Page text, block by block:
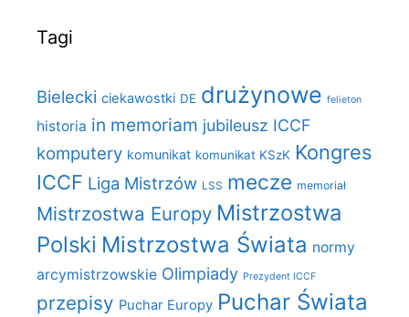
Tagi
Bielecki ciekawostki DE drużynowe felieton
historia in memoriam jubileusz ICCF
komputery komunikat komunikat KSzK Kongres
ICCF Liga Mistrzów LSS mecze memoriał
Mistrzostwa Europy Mistrzostwa
Polski Mistrzostwa Świata normy
arcymistrzowskie Olimpiady Prezydent ICCF
przepisy Puchar Europy Puchar Świata